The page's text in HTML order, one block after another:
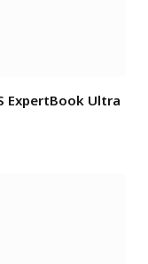
ExpertBook Ultra